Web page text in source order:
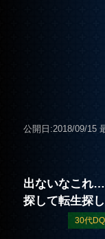
公開日:2018/09/15
出ないなこれ
探して転生探し
30代